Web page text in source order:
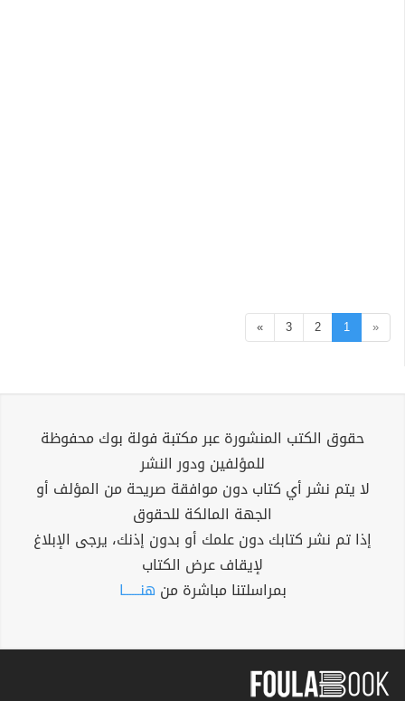
«
1
2
3
»
حقوق الكتب المنشورة عبر مكتبة فولة بوك محفوظة
للمؤلفين ودور النشر
لا يتم نشر أي كتاب دون موافقة صريحة من المؤلف أو
الجهة المالكة للحقوق
إذا تم نشر كتابك دون علمك أو بدون إذنك، يرجى الإبلاغ
لإيقاف عرض الكتاب
بمراسلتنا مباشرة من هنــــــا